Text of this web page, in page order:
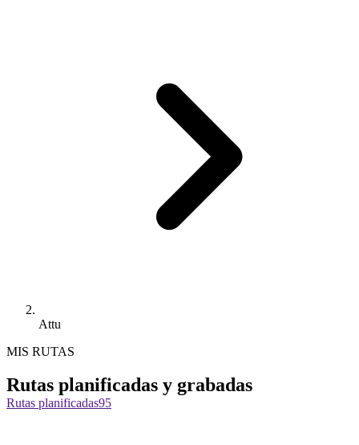
Attu
MIS RUTAS
Rutas planificadas y grabadas
Rutas planificadas95